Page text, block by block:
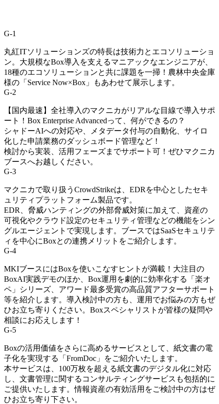
G-1
丸紅ITソリューションズの特長は技術力とエコソリューショ
ン。大規模なBox導入を支えるマニアックなエンジニアが、
18種のエコソリューションと共に課題を一掃！農林中央金庫
様の「Service Now×Box」もあわせて展示します。
G-2
【国内最速】全社導入のマクニカがリアルな目線で導入サポ
ート！Box Enterprise Advancedって、何ができるの？
シャドーAIへの対応や、メタデータ付与の自動化、サイロ
化した申請業務のダッシュボード管理など！
検討から実装、活用フェーズまでサポート可！ぜひマクニカ
ブースへお越しください。
G-3
マクニカで取り扱うCrowdStrikeは、EDRを中心としたセキ
ュリティプラットフォーム製品です。
EDR、脅威ハンティングの外部脅威対策に加えて、資産の
可視化やクラウド設定のセキュリティ管理などの機能をシン
グルエージェントで実現します。ブースではSaaSセキュリテ
ィを中心にBoxとの連携メリットをご紹介します。
G-4
MKIブースにはBoxを使いこなすヒントが満載！大注目の
BoxAI実践デモのほか、Box運用を劇的に効率化する「楽オ
ペ」シリーズ、アワード最多受賞の高品質アフターサポート
等を紹介します。導入検討中の方も、運用でお悩みの方もぜ
ひお立ち寄りください。Boxスペシャリストが皆様の疑問や
相談にお応えします！
G-5
Boxの活用価値をさらに高めるサービスとして、紙文書の電
子化を実現する「FromDoc」をご紹介いたします。
本サービスは、100万枚を超える紙文書のデジタル化に対応
し、文書管理に関するコンサルティングサービスも包括的に
ご提供いたします。情報資産の有効活用をご検討中の方はぜ
ひお立ち寄り下さい。